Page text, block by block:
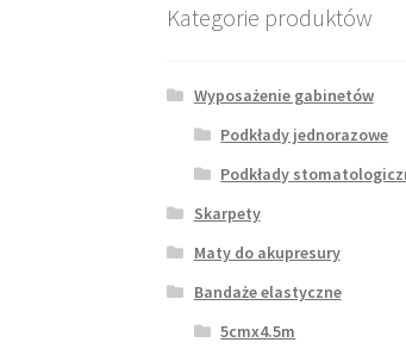
Kategorie produktów
Wyposażenie gabinetów
Podkłady jednorazowe
Podkłady
Skarpety
Maty do akupresury
Bandaże elastyczne
5cmx4.5m